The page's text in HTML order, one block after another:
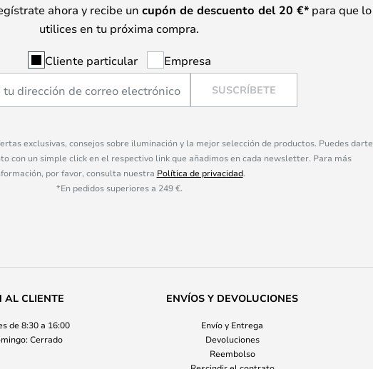
ahora y recibe un cupón de descuento del 20 €*para que lo
utilices en tu próxima compra.
Cliente particular Empresa
SUSCRÍBETE
exclusivas, consejos sobre iluminación y la mejor selección de productos. Puedes darte
con un simple click en el respectivo link que añadimos en cada newsletter. Para más
por favor, consulta nuestra Política de privacidad.
*En pedidos superiores a 249 €.
AL CLIENTE
de 8:30 a 16:00
Cerrado
ENVÍOS Y DEVOLUCIONES
Envío y Entrega
Devoluciones
Reembolso